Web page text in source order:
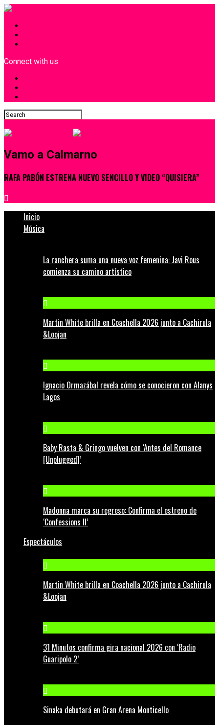
Connect with us
Vamo a Calmarno
RAFA PABÓN ESTRENA NUEVO SENCILLO Y VIDEO “QUISIERA”
Inicio
Música
La ranchera suma una nueva voz femenina: Javi Rous
comienza su camino artístico
Martin White brilla en Coachella 2026 junto a Cachirula
&Loojan
Ignacio Ormazábal revela cómo se conocieron con Alanys
Lagos
Baby Rasta & Gringo vuelven con ‘Antes del Romance
[Unplugged]’
Madonna marca su regreso: Confirma el estreno de
‘Confessions II’
Espectáculos
Martin White brilla en Coachella 2026 junto a Cachirula
&Loojan
31 Minutos confirma gira nacional 2026 con ‘Radio
Guaripolo 2’
Sinaka debutará en Gran Arena Monticello